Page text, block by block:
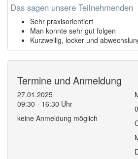
Das sagen unsere Teilnehmenden
Sehr praxisorientiert
Man konnte sehr gut folgen
Kurzweilig, locker und
Termine und Anmeldung
27.01.2025
09:30 - 16:30 Uhr
keine Anmeldung möglich